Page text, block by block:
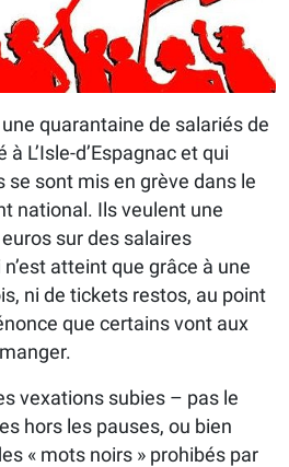
quarantaine de salariés de
L’Isle-d’Espagnac et qui
sont mis en grève dans le
national. Ils veulent une
sur des salaires
atteint que grâce à une
ni de tickets restos, au point
que certains vont aux
vexations subies – pas le
hors les pauses, ou bien
« mots noirs » prohibés par